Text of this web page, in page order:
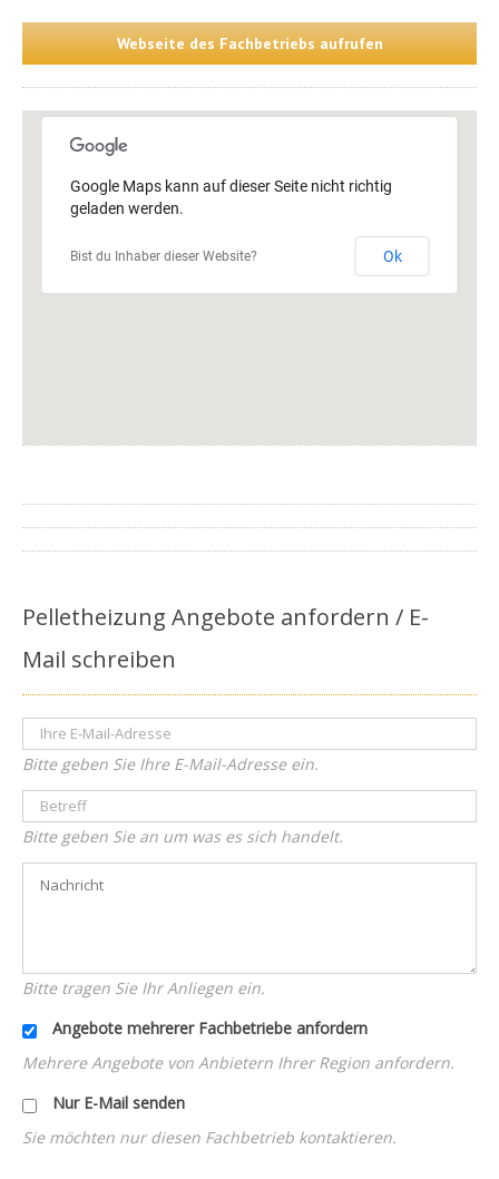
Webseite des Fachbetriebs aufrufen
Google Maps kann auf dieser Seite nicht richtig
geladen werden.
Bist du Inhaber dieser Website? Ok
Pelletheizung Angebote anfordern / E-
Mail schreiben
Bitte geben Sie Ihre E-Mail-Adresse ein.
Bitte geben Sie an um was es sich handelt.
Bitte tragen Sie Ihr Anliegen ein.
Angebote mehrerer Fachbetriebe anfordern
Mehrere Angebote von Anbietern Ihrer Region anfordern.
Nur E-Mail senden
Sie möchten nur diesen Fachbetrieb kontaktieren.